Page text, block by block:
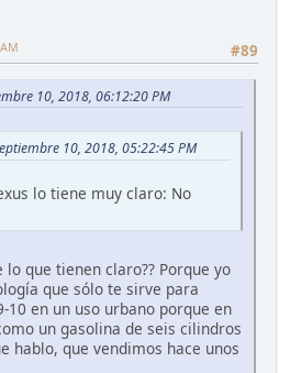
#89
10, 2018, 06:12:20 PM
10, 2018, 05:22:45 PM
lo tiene muy claro: No
que tienen claro?? Porque yo
que sólo te sirve para
10 en un uso urbano porque en
un gasolina de seis cilindros
hablo, que vendimos hace unos